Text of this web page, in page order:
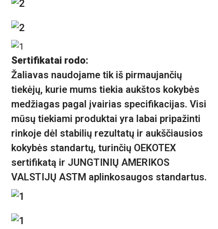
Sertifikatai rodo:
Žaliavas naudojame tik iš pirmaujančių
tiekėjų, kurie mums tiekia aukštos kokybės
medžiagas pagal įvairias specifikacijas. Visi
mūsų tiekiami produktai yra labai pripažinti
rinkoje dėl stabilių rezultatų ir aukščiausios
kokybės standartų, turinčių OEKOTEX
sertifikatą ir JUNGTINIŲ AMERIKOS
VALSTIJŲ ASTM aplinkosaugos standartus.